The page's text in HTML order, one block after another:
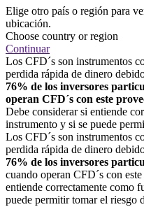
Elige otro país o región para
ubicación.
Choose country or region
Continuar
Los CFD´s son instrumentos
perdida rápida de dinero
76% de los inversores
operan CFD´s con este
Debe considerar si entiende
instrumento y si se puede
Los CFD´s son instrumentos
perdida rápida de dinero
76% de los inversores
cuando operan CFD´s con
entiende correctamente como
puede permitir tomar el riesgo